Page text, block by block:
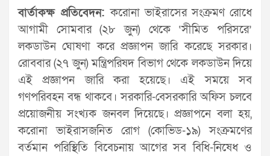
বার্তাকক্ষ প্রতিবেদন:করোনা ভাইরাসের সংক্রমণ রোধে
আগামী সোমবার (২৮ জুন) থেকে ‘সীমিত পরিসরে’
লকডাউন ঘোষণা করে প্রজ্ঞাপন জারি করেছে সরকার।
রোববার (২৭ জুন) মন্ত্রিপরিষদ বিভাগ থেকে লকডাউন দিয়ে
এই প্রজ্ঞাপন জারি করা হয়েছে। এই সময়ে সব
গণপরিবহন বন্ধ থাকবে। সরকারি-বেসরকারি অফিস চলবে
প্রয়োজনীয় সংখ্যক জনবল দিয়েছে। প্রজ্ঞাপনে বলা হয়,
করোনা ভাইরাসজনিত রোগ (কোভিড-১৯) সংক্রমণের
বর্তমান পরিস্থিতি বিবেচনায় আগের সব বিধি-নিষেধ ও